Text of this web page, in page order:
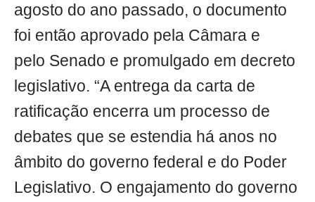
agosto do ano passado, o documento
foi então aprovado pela Câmara e
pelo Senado e promulgado em decreto
legislativo. “A entrega da carta de
ratificação encerra um processo de
debates que se estendia há anos no
âmbito do governo federal e do Poder
Legislativo. O engajamento do governo